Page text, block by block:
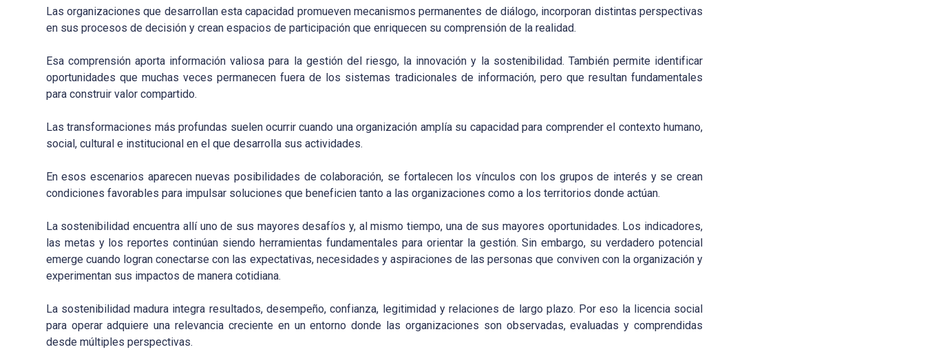
Las organizaciones que desarrollan esta capacidad promueven mecanismos permanentes de diálogo, incorporan distintas perspectivas
en sus procesos de decisión y crean espacios de participación que enriquecen su comprensión de la realidad.
Esa comprensión aporta información valiosa para la gestión del riesgo, la innovación y la sostenibilidad. También permite identificar
oportunidades que muchas veces permanecen fuera de los sistemas tradicionales de información, pero que resultan fundamentales
para construir valor compartido.
Las transformaciones más profundas suelen ocurrir cuando una organización amplía su capacidad para comprender el contexto humano,
social, cultural e institucional en el que desarrolla sus actividades.
En esos escenarios aparecen nuevas posibilidades de colaboración, se fortalecen los vínculos con los grupos de interés y se crean
condiciones favorables para impulsar soluciones que beneficien tanto a las organizaciones como a los territorios donde actúan.
La sostenibilidad encuentra allí uno de sus mayores desafíos y, al mismo tiempo, una de sus mayores oportunidades. Los indicadores,
las metas y los reportes continúan siendo herramientas fundamentales para orientar la gestión. Sin embargo, su verdadero potencial
emerge cuando logran conectarse con las expectativas, necesidades y aspiraciones de las personas que conviven con la organización y
experimentan sus impactos de manera cotidiana.
La sostenibilidad madura integra resultados, desempeño, confianza, legitimidad y relaciones de largo plazo. Por eso la licencia social
para operar adquiere una relevancia creciente en un entorno donde las organizaciones son observadas, evaluadas y comprendidas
desde múltiples perspectivas.